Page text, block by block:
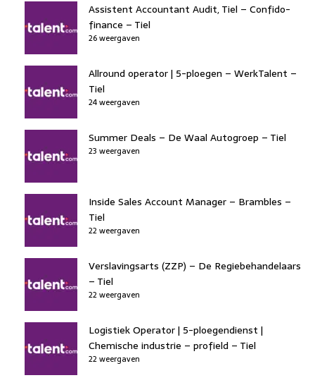
Assistent Accountant Audit, Tiel – Confido-
finance – Tiel
26 weergaven
Allround operator | 5-ploegen – WerkTalent –
Tiel
24 weergaven
Summer Deals – De Waal Autogroep – Tiel
23 weergaven
Inside Sales Account Manager – Brambles –
Tiel
22 weergaven
Verslavingsarts (ZZP) – De Regiebehandelaars
– Tiel
22 weergaven
Logistiek Operator | 5-ploegendienst |
Chemische industrie – profield – Tiel
22 weergaven